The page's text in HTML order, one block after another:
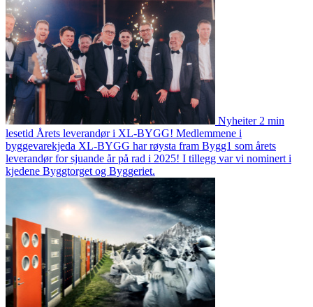
Nyheiter 2 min
lesetid Årets leverandør i XL-BYGG! Medlemmene i
byggevarekjeda XL-BYGG har røysta fram Bygg1 som årets
leverandør for sjuande år på rad i 2025! I tillegg var vi nominert i
kjedene Byggtorget og Byggeriet.